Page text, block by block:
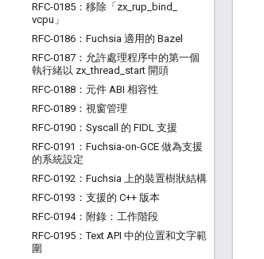
RFC-0185：移除「zx rup bind
vcpu」
RFC-0186：Fuchsia 適用的 Bazel
RFC-0187：允許處理程序中的第一個
執行緒以 zx _thread start 開頭
RFC-0188：元件 ABI 相容性
RFC-0189：視窗管理
RFC-0190：Syscall 的 FIDL 支援
RFC-0191：Fuchsia-on-GCE 做為支援
的系統設定
RFC-0192：Fuchsia 上的裝置樹狀結構
RFC-0193：支援的 C++ 版本
RFC-0194：附錄：工作階段
RFC-0195：Text API 中的位置和文字範
圍